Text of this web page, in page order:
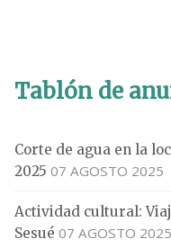
Tablón de
Corte de agua en la
2025 07 AGOSTO 2025
Actividad cultural:
Sesué 07 AGOSTO 2025